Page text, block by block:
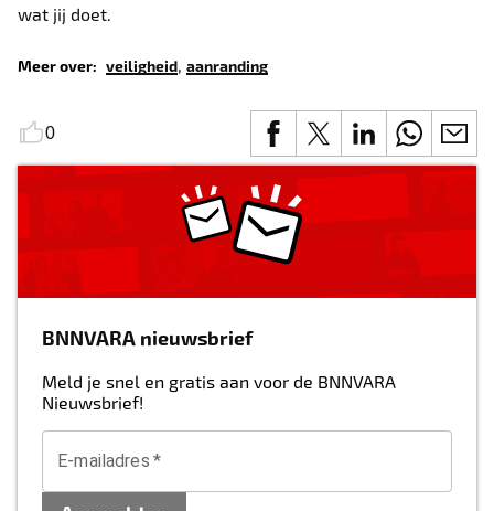
wat jij doet.
Meer over: veiligheid,aanranding
0
BNNVARA nieuwsbrief
Meld je snel en gratis aan voor de BNNVARA
Nieuwsbrief!
E-mailadres *